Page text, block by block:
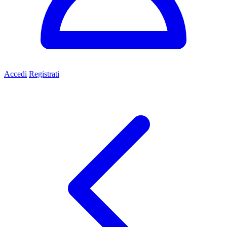
Accedi Registrati